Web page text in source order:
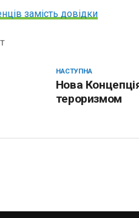
замість довідки
НАСТУПНА
Нова
тероризмом